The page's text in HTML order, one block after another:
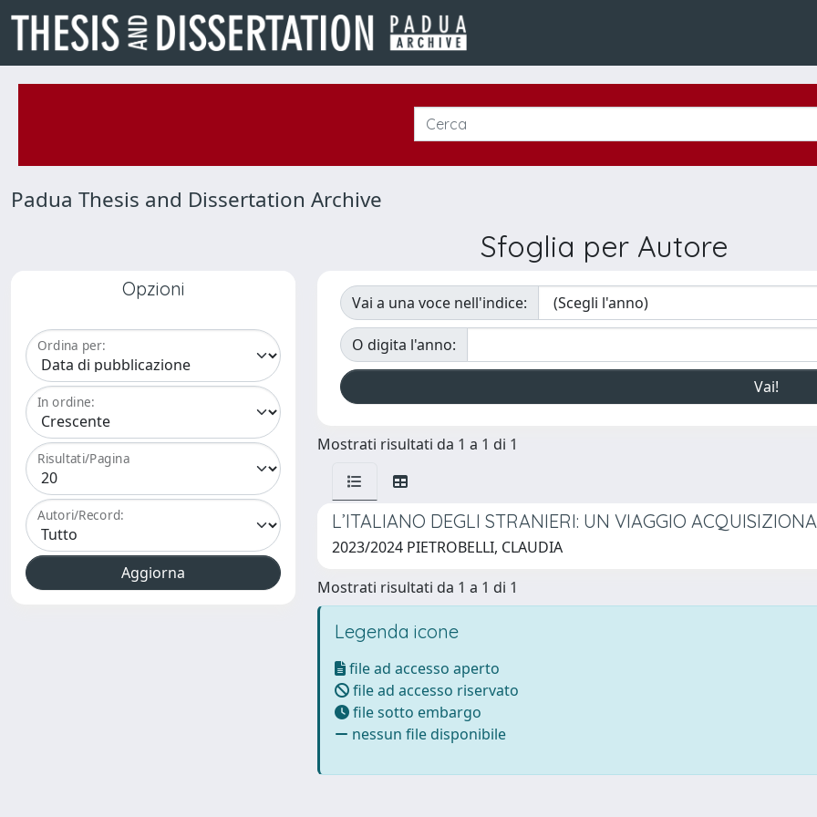
Padua Thesis and Dissertation Archive
Sfoglia per Autore
Opzioni
Ordina per:
In ordine:
Risultati/Pagina
Autori/Record:
Vai a una voce nell'indice:
O digita l'anno:
Mostrati risultati da 1 a 1 di 1
L’ITALIANO DEGLI STRANIERI: UN VIAGGIO
2023/2024 PIETROBELLI, CLAUDIA
Mostrati risultati da 1 a 1 di 1
Legenda icone
file ad accesso aperto
file ad accesso riservato
file sotto embargo
nessun file disponibile